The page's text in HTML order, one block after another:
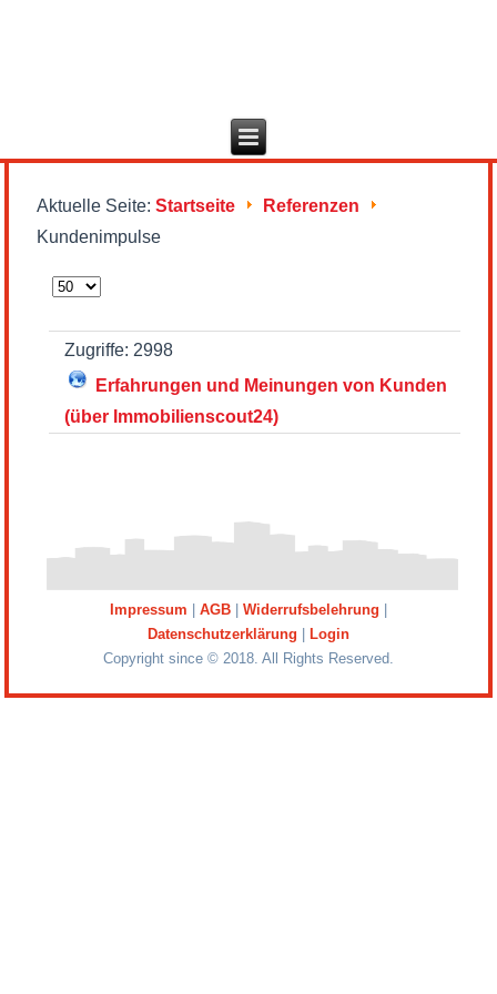
Aktuelle Seite:Startseite
Referenzen
Kundenimpulse
Anzeige
Zugriffe: 2998
Erfahrungen und Meinungen von Kunden
(über Immobilienscout24)
Impressum | AGB | Widerrufsbelehrung |
Datenschutzerklärung | Login
Copyright since © 2018. All Rights Reserved.